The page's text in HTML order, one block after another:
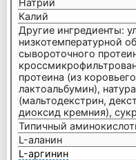
Калий
Другие ингредиенты:
низкотемпературной
сывороточного
протеина (из
лактоальбумин),
(мальтодекстрин,
диоксид кремния),
Типичный
L-аланин
L-аргинин